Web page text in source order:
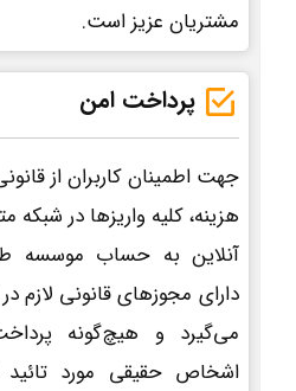
مشتریان عزیز است.
پرداخت امن
جهت اطمینان کاربران از
هزینه، کلیه واریزها در
آنلاین به حساب موسسه
دارای مجوزهای قانونی لازم
می‌گیرد و هیچ‌گونه
اشخاص حقیقی مورد